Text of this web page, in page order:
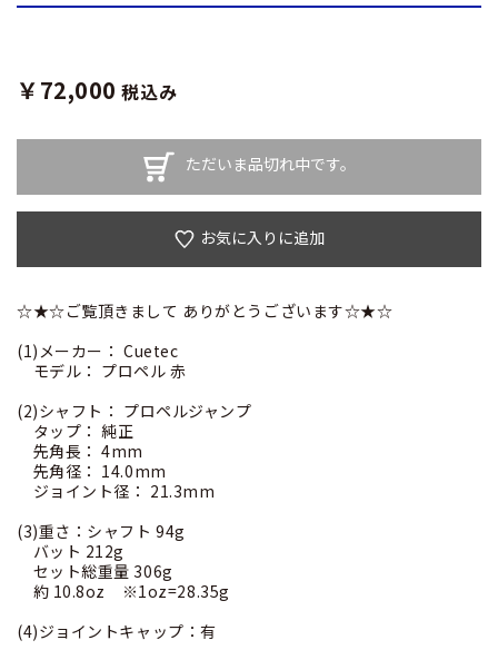
￥72,000 税込み
ただいま品切れ中です。
お気に入りに追加
☆★☆ご覧頂きまして ありがとうございます☆★☆
(1)メーカー： Cuetec
モデル： プロペル 赤
(2)シャフト： プロペルジャンプ
タップ： 純正
先角長： 4mm
先角径： 14.0mm
ジョイント径： 21.3mm
(3)重さ：シャフト 94g
バット 212g
セット総重量 306g
約 10.8oz ※1oz=28.35g
(4)ジョイントキャップ：有